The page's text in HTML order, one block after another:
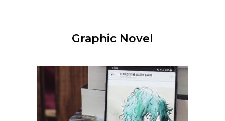
Graphic Novel